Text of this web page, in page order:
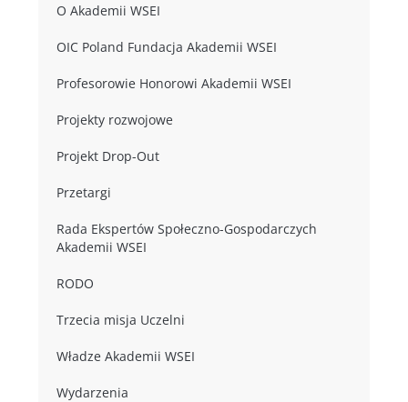
O Akademii WSEI
OIC Poland Fundacja Akademii WSEI
Profesorowie Honorowi Akademii WSEI
Projekty rozwojowe
Projekt Drop-Out
Przetargi
Rada Ekspertów Społeczno-Gospodarczych
Akademii WSEI
RODO
Trzecia misja Uczelni
Władze Akademii WSEI
Wydarzenia